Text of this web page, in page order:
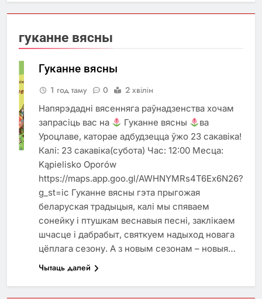
гуканне вясны
БЕЛАРУСКІЯ
СВЯТЫ
МЕРАПРЫЕМСТВА
Гуканне вясны
1 год таму 0 2 хвілін
Напярэдаднi вясенняга раўнадзенства хочам
запрасіць вас на
Гуканне вясны
ва
Уроцлаве, каторае адбудзецца ўжо 23 сакавіка!
Калі: 23 сакавіка(субота) Час: 12:00 Месца:
Kąpielisko Oporów
https://maps.app.goo.gl/AWHNYMRs4T6Ex6N26?
g_st=ic Гуканне вясны гэта прыгожая
беларуская традыцыя, калі мы спяваем
сонейку і птушкам веснавыя песні, заклікаем
шчасце і дабрабыт, святкуем надыход новага
цёплага сезону. А з новым сезонам – новыя…
Чытаць далей